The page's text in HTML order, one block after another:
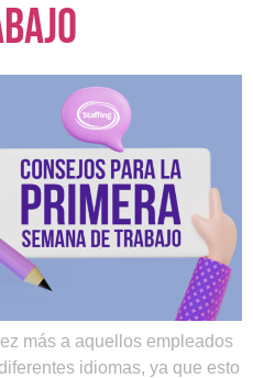
más a aquellos empleados
idiomas, ya que esto